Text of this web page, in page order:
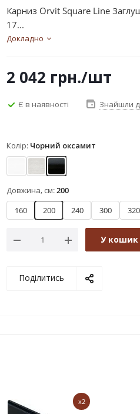
Карниз Orvit Square Line
17...
Докладно
2 042 грн./шт
Є в наявності Знайшли
Колір: Чорний оксамит
АрктісСтальЧорний оксамит
Довжина, см:200
160
200 240 300 320
У кошик
Поділитись
x2